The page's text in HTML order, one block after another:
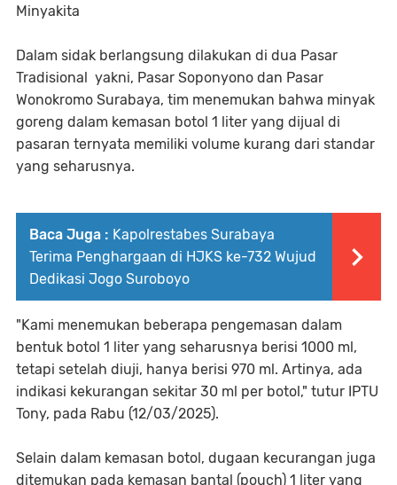
Minyakita
Dalam sidak berlangsung dilakukan di dua Pasar
Tradisional yakni, Pasar Soponyono dan Pasar
Wonokromo Surabaya, tim menemukan bahwa minyak
goreng dalam kemasan botol 1 liter yang dijual di
pasaran ternyata memiliki volume kurang dari standar
yang seharusnya.
Baca Juga : Kapolrestabes Surabaya
Terima Penghargaan di HJKS ke-732 Wujud
Dedikasi Jogo Suroboyo
"Kami menemukan beberapa pengemasan dalam
bentuk botol 1 liter yang seharusnya berisi 1000 ml,
tetapi setelah diuji, hanya berisi 970 ml. Artinya, ada
indikasi kekurangan sekitar 30 ml per botol," tutur IPTU
Tony, pada Rabu (12/03/2025).
Selain dalam kemasan botol, dugaan kecurangan juga
ditemukan pada kemasan bantal (pouch) 1 liter yang